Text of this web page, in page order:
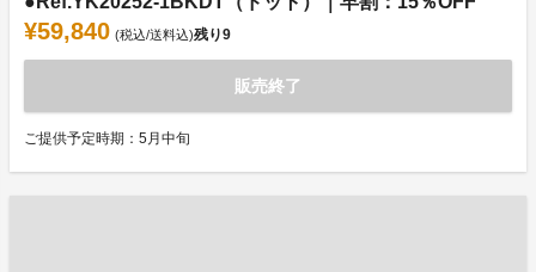
¥59,840 (税込/送料込)残り9
販売終了
ご提供予定時期：5月中旬